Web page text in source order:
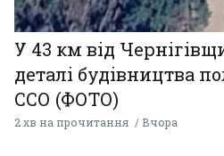
У 43 км від
деталі будівництва
ССО (ФОТО)
2 хв на прочитання Вчора